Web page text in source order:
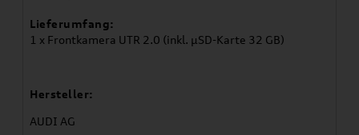
Lieferumfang:
1 x Frontkamera UTR 2.0 (inkl. µSD-Karte 32 GB)
Hersteller:
AUDI AG